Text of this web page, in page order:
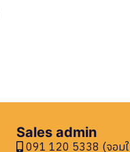
Sales admin
091 120 5338 (จอม